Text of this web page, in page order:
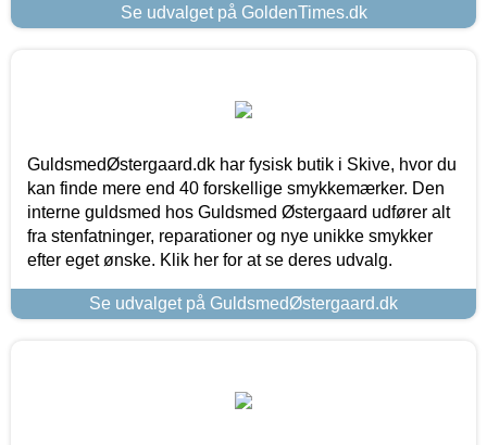
Se udvalget på GoldenTimes.dk
GuldsmedØstergaard.dk har fysisk butik i Skive, hvor du
kan finde mere end 40 forskellige smykkemærker. Den
interne guldsmed hos Guldsmed Østergaard udfører alt
fra stenfatninger, reparationer og nye unikke smykker
efter eget ønske. Klik her for at se deres udvalg.
Se udvalget på GuldsmedØstergaard.dk